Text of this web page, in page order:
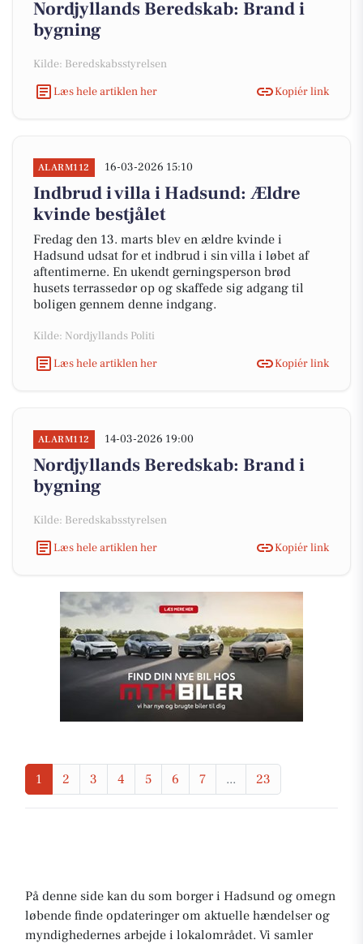
Nordjyllands Beredskab: Brand i
bygning
Kilde: Beredskabsstyrelsen
Læs hele artiklen her
Kopiér link
ALARM112 16-03-2026 15:10
Indbrud i villa i Hadsund: Ældre
kvinde bestjålet
Fredag den 13. marts blev en ældre kvinde i
Hadsund udsat for et indbrud i sin villa i løbet af
aftentimerne. En ukendt gerningsperson brød
husets terrassedør op og skaffede sig adgang til
boligen gennem denne indgang.
Kilde: Nordjyllands Politi
Læs hele artiklen her
Kopiér link
ALARM112 14-03-2026 19:00
Nordjyllands Beredskab: Brand i
bygning
Kilde: Beredskabsstyrelsen
Læs hele artiklen her
Kopiér link
1 2 3 4 5 6 7 ... 23
På denne side kan du som borger i Hadsund og omegn
løbende finde opdateringer om aktuelle hændelser og
myndighedernes arbejde i lokalområdet. Vi samler